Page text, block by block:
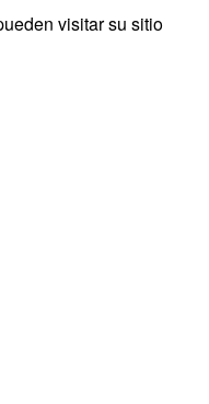
visitar su sitio